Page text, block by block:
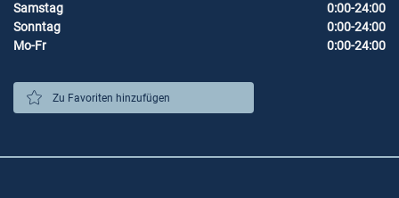
Samstag
0:00-24:00
Sonntag
0:00-24:00
Mo-Fr
0:00-24:00
Zu Favoriten hinzufügen